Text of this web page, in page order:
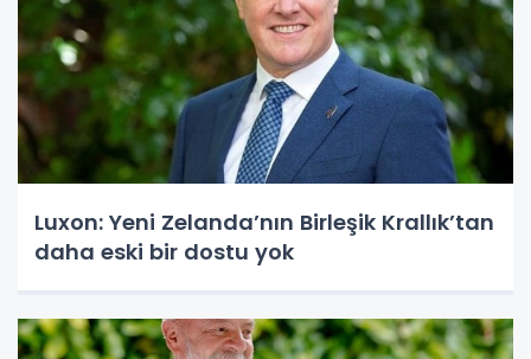
Luxon: Yeni Zelanda’nın Birleşik Krallık’tan
daha eski bir dostu yok